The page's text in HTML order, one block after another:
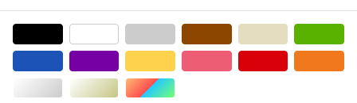
シルバー/銀色系ゴールド/金色系マルチカラー